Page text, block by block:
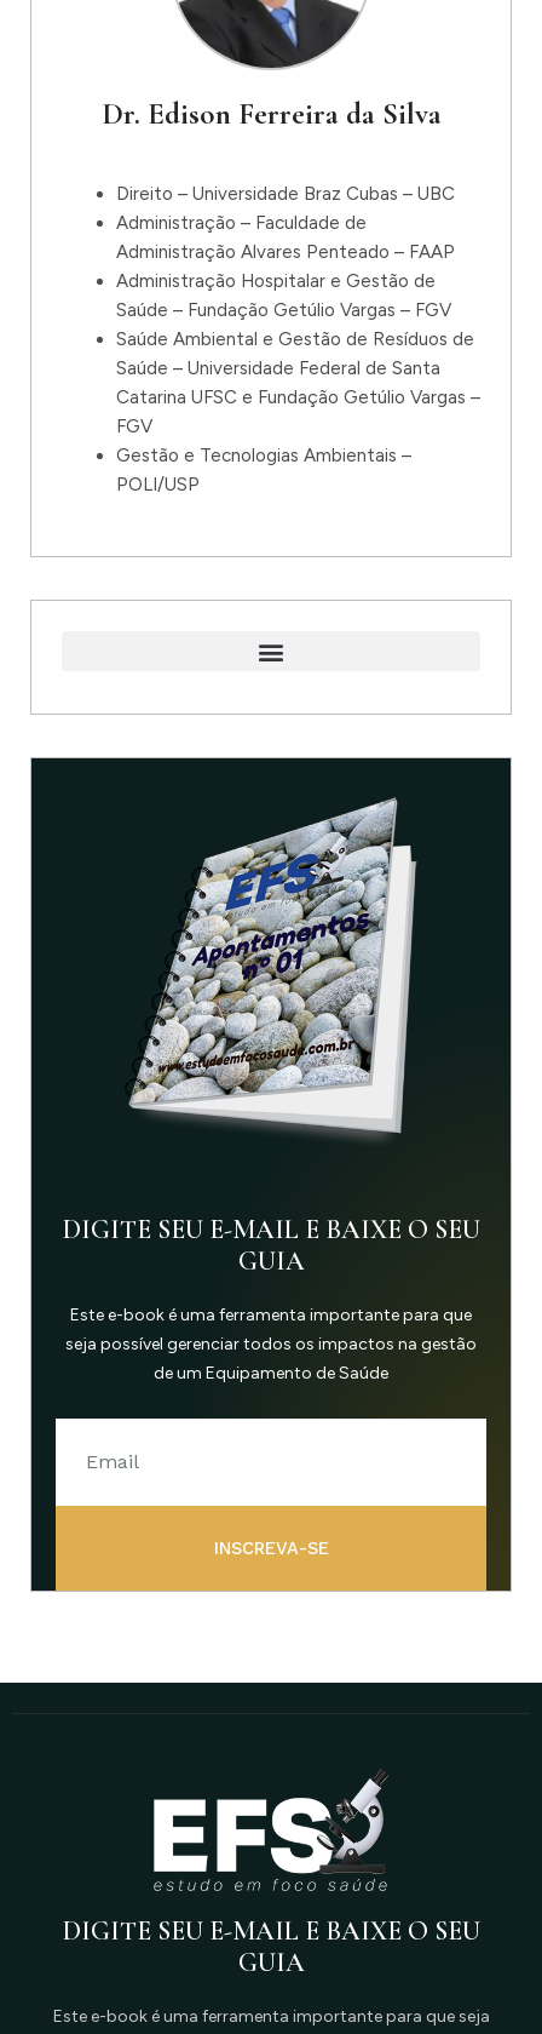
Dr. Edison Ferreira da Silva
Direito – Universidade Braz Cubas – UBC
Administração – Faculdade de
Administração Alvares Penteado – FAAP
Administração Hospitalar e Gestão de
Saúde – Fundação Getúlio Vargas – FGV
Saúde Ambiental e Gestão de Resíduos de
Saúde – Universidade Federal de Santa
Catarina UFSC e Fundação Getúlio Vargas –
FGV
Gestão e Tecnologias Ambientais –
POLI/USP
DIGITE SEU E-MAIL E BAIXE O SEU
GUIA
Este e-book é uma ferramenta importante para que
seja possível gerenciar todos os impactos na gestão
de um Equipamento de Saúde
INSCREVA-SE
DIGITE SEU E-MAIL E BAIXE O SEU
GUIA
Este e-book é uma ferramenta importante para que seja